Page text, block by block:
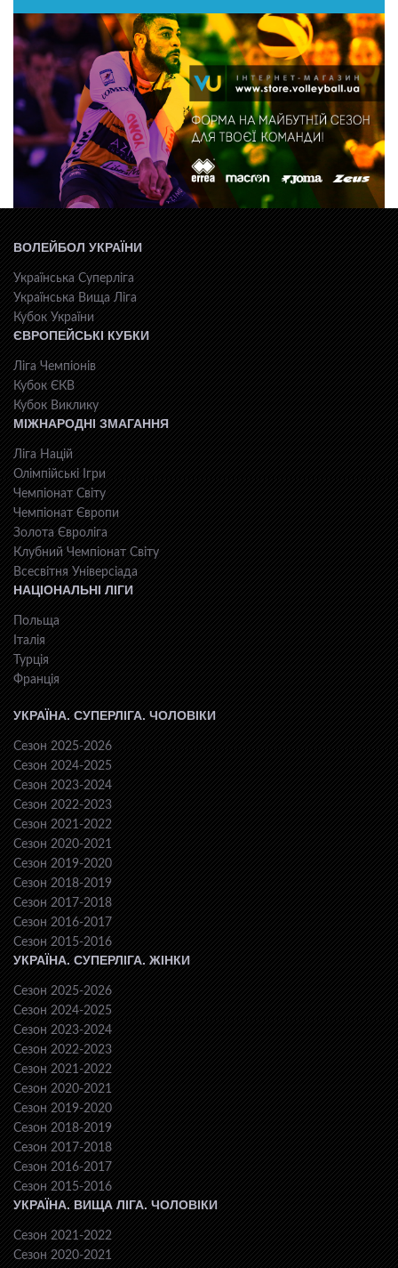
ВОЛЕЙБОЛ УКРАЇНИ
Українська Суперліга
Українська Вища Ліга
Кубок України
ЄВРОПЕЙСЬКІ КУБКИ
Ліга Чемпіонів
Кубок ЄКВ
Кубок Виклику
МІЖНАРОДНІ ЗМАГАННЯ
Ліга Націй
Олімпійські Ігри
Чемпіонат Світу
Чемпіонат Європи
Золота Євроліга
Клубний Чемпіонат Світу
Всесвiтня Унiверсiaда
НАЦІОНАЛЬНІ ЛІГИ
Польща
Італія
Турція
Франція
УКРАЇНА. СУПЕРЛІГА. ЧОЛОВІКИ
Сезон 2025-2026
Сезон 2024-2025
Сезон 2023-2024
Сезон 2022-2023
Сезон 2021-2022
Сезон 2020-2021
Сезон 2019-2020
Сезон 2018-2019
Сезон 2017-2018
Сезон 2016-2017
Сезон 2015-2016
УКРАЇНА. СУПЕРЛІГА. ЖІНКИ
Сезон 2025-2026
Сезон 2024-2025
Сезон 2023-2024
Сезон 2022-2023
Сезон 2021-2022
Сезон 2020-2021
Сезон 2019-2020
Сезон 2018-2019
Сезон 2017-2018
Сезон 2016-2017
Сезон 2015-2016
УКРАЇНА. ВИЩА ЛІГА. ЧОЛОВІКИ
Сезон 2021-2022
Сезон 2020-2021